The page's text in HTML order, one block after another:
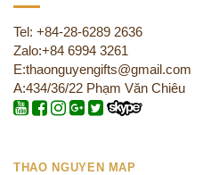
Tel: +84-28-6289 2636
Zalo:+84 6994 3261
E:thaonguyengifts@gmail.com
A:434/36/22 Phạm Văn Chiêu
THAO NGUYEN MAP